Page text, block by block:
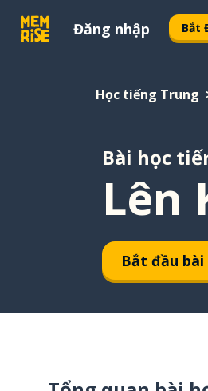
Đăng nhập Bắt
Học tiếng Trung
Bài học
Lên
Bắt đầu bài